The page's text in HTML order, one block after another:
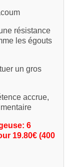
résistance
les égouts
un gros
accrue,
6
19.80€ (400